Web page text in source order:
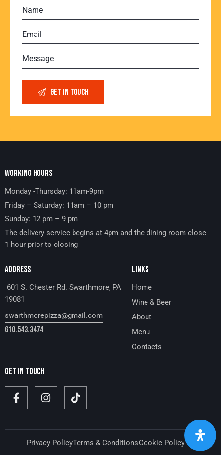
WORKING HOURS
Monday -Thursday: 11am-9pm
Friday – Saturday: 11am – 10 pm
Sunday: 12 pm – 9 pm
The delivery service begins at 4pm and the dining room close
1 hour prior to closing
ADDRESS
601 S. Chester Rd. Swarthmore, PA
19081
swarthmorepizza@gmail.com
610.543.3474
LINKS
Home
Wine & Beer
About
Menu
Contacts
GET IN TOUCH
Privacy PolicyTerms & ConditionsCookie Policy